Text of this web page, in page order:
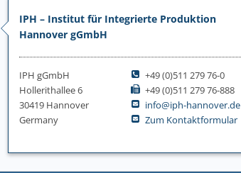
IPH – Institut für Integrierte Produktion
Hannover gGmbH
IPH gGmbH
Hollerithallee 6
30419 Hannover
Germany
+49 (0)511 279 76-0
+49 (0)511 279 76-888
info@iph-hannover.de
Zum Kontaktformular